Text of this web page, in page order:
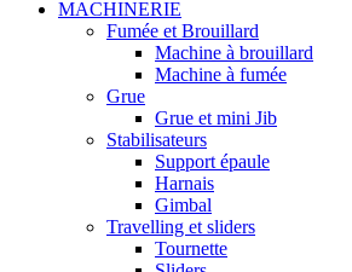
MACHINERIE
Fumée et Brouillard
Machine à brouillard
Machine à fumée
Grue
Grue et mini Jib
Stabilisateurs
Support épaule
Harnais
Gimbal
Travelling et sliders
Tournette